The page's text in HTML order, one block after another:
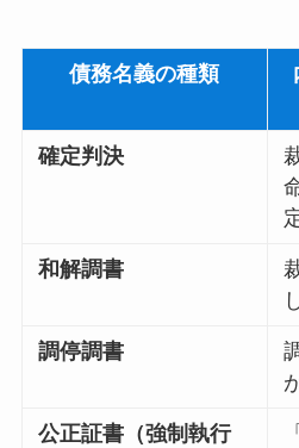
債務名義の種類
確定判決
和解調書
調停調書
公正証書（強制執行